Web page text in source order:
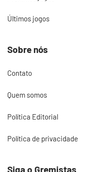
Últimos jogos
Sobre nós
Contato
Quem somos
Política Editorial
Política de privacidade
Siga o Gremistas